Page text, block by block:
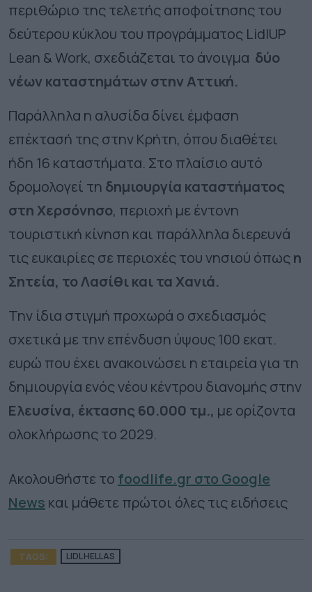
περιθώριο της τελετής αποφοίτησης του
δεύτερου κύκλου του προγράμματος LidlUP
Lean & Work, σχεδιάζεται το άνοιγμα δύο
νέων καταστημάτων στην Αττική.
Παράλληλα η αλυσίδα δίνει έμφαση
επέκτασή της στην Κρήτη, όπου διαθέτει
ήδη 16 καταστήματα. Στο πλαίσιο αυτό
δρομολογεί τη δημιουργία καταστήματος
στη Χερσόνησο, περιοχή με έντονη
τουριστική κίνηση και παράλληλα διερευνά
τις ευκαιρίες σε περιοχές του νησιού όπωςη
Σητεία, το Λασίθι και τα Χανιά.
Την ίδια στιγμή προχωρά ο σχεδιασμός
σχετικά με την επένδυση ύψους 100 εκατ.
ευρώ που έχει ανακοινώσει η εταιρεία για τη
δημιουργία ενός νέου κέντρου διανομής στην
Ελευσίνα, έκτασης 60.000 τμ., με ορίζοντα
ολοκλήρωσης το 2029.
Ακολουθήστε το foodlife.gr στο Google
News και μάθετε πρώτοι όλες τις ειδήσεις
TAGS: LIDL HELLAS